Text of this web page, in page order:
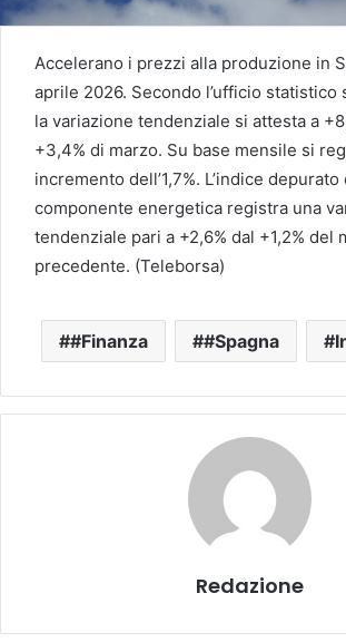
Accelerano i prezzi alla produzione in
aprile 2026. Secondo l’ufficio statistico
la variazione tendenziale si attesta a
+3,4% di marzo. Su base mensile si
incremento dell’1,7%. L’indice depurato
componente energetica registra una
tendenziale pari a +2,6% dal +1,2% del
precedente. (Teleborsa)
#Finanza #Spagna
Redazione